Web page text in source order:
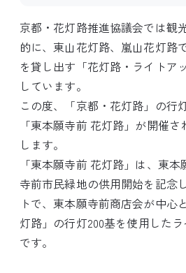
京都・花灯路推進協議会では観
的に、東山花灯路、嵐山花灯路
を貸し出す「花灯路・ライトア
しています。
この度、「京都・花灯路」の行
「東本願寺前 花灯路」が開催
します。
「東本願寺前 花灯路」は、東
寺前市民緑地の供用開始を記念
トで、東本願寺前商店会が中心
灯路」の行灯200基を使用した
です。